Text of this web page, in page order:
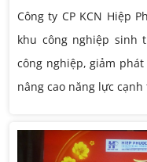
Công ty CP KCN Hiệp
khu công nghiệp sinh
công nghiệp, giảm
nâng cao năng lực